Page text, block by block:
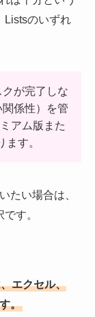
Listsのいずれ
が完了しな
係性）を管
アム版また
す。
たい場合は、
す。
エクセル、
。